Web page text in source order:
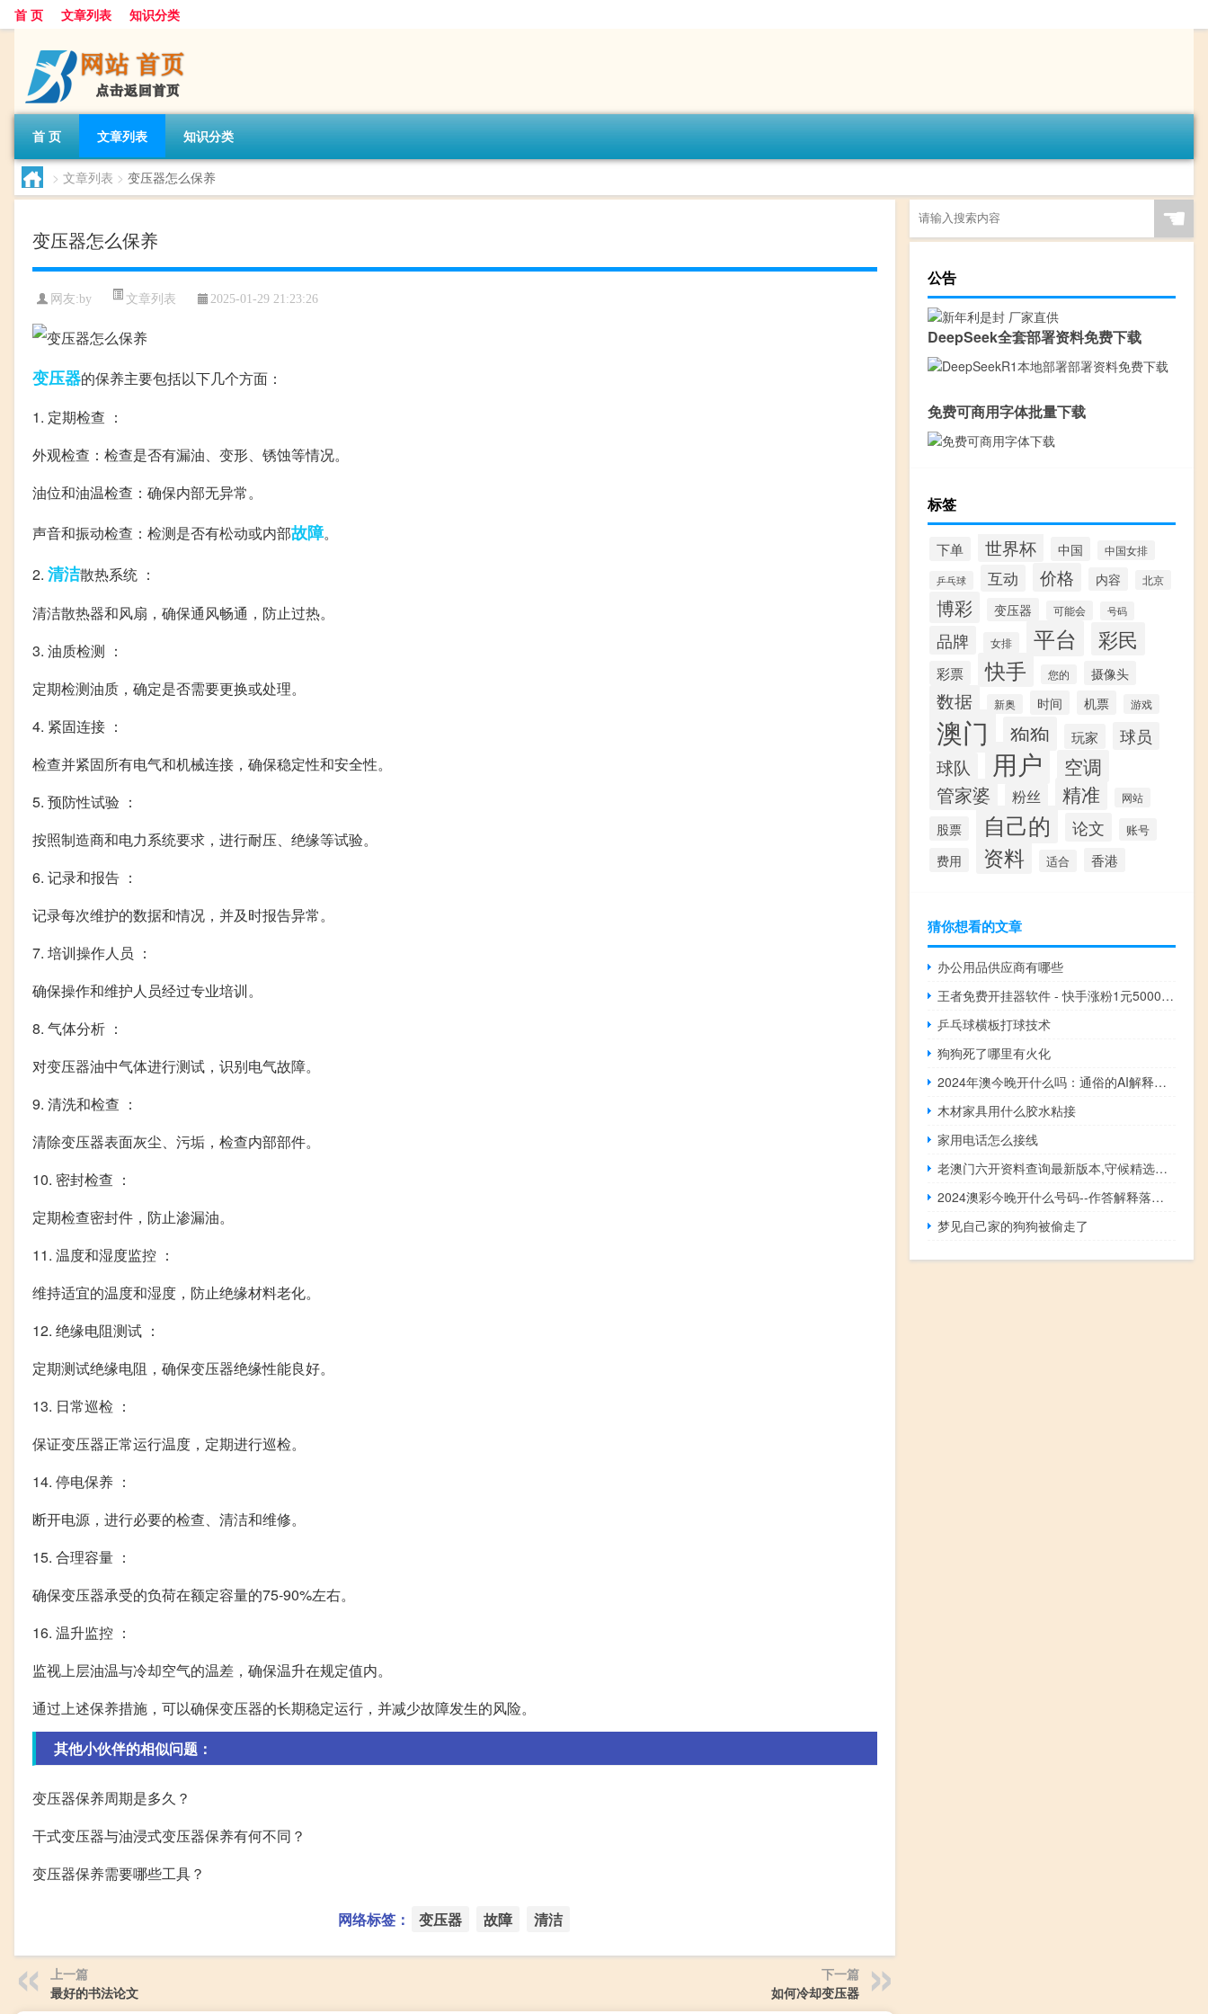
首 页 文章列表 知识分类
首 页 文章列表 知识分类
> 文章列表 > 变压器怎么保养
变压器怎么保养
网友:by 文章列表 2025-01-29 21:23:26
变压器的保养主要包括以下几个方面：
1. 定期检查 ：
外观检查：检查是否有漏油、变形、锈蚀等情况。
油位和油温检查：确保内部无异常。
声音和振动检查：检测是否有松动或内部故障。
2. 清洁散热系统 ：
清洁散热器和风扇，确保通风畅通，防止过热。
3. 油质检测 ：
定期检测油质，确定是否需要更换或处理。
4. 紧固连接 ：
检查并紧固所有电气和机械连接，确保稳定性和安全性。
5. 预防性试验 ：
按照制造商和电力系统要求，进行耐压、绝缘等试验。
6. 记录和报告 ：
记录每次维护的数据和情况，并及时报告异常。
7. 培训操作人员 ：
确保操作和维护人员经过专业培训。
8. 气体分析 ：
对变压器油中气体进行测试，识别电气故障。
9. 清洗和检查 ：
清除变压器表面灰尘、污垢，检查内部部件。
10. 密封检查 ：
定期检查密封件，防止渗漏油。
11. 温度和湿度监控 ：
维持适宜的温度和湿度，防止绝缘材料老化。
12. 绝缘电阻测试 ：
定期测试绝缘电阻，确保变压器绝缘性能良好。
13. 日常巡检 ：
保证变压器正常运行温度，定期进行巡检。
14. 停电保养 ：
断开电源，进行必要的检查、清洁和维修。
15. 合理容量 ：
确保变压器承受的负荷在额定容量的75-90%左右。
16. 温升监控 ：
监视上层油温与冷却空气的温差，确保温升在规定值内。
通过上述保养措施，可以确保变压器的长期稳定运行，并减少故障发生的风险。
其他小伙伴的相似问题：
变压器保养周期是多久？
干式变压器与油浸式变压器保养有何不同？
变压器保养需要哪些工具？
网络标签： 变压器 故障 清洁
上一篇
最好的书法论文
下一篇
如何冷却变压器
☚
公告
DeepSeek全套部署资料免费下载
免费可商用字体批量下载
标签
下单 世界杯 中国 中国女排
乒乓球 互动 价格 内容 北京
博彩 变压器 可能会 号码
品牌 女排 平台 彩民
彩票 快手 您的 摄像头
数据 新奥 时间 机票 游戏
澳门 狗狗 玩家 球员
球队 用户 空调
管家婆 粉丝 精准 网站
股票 自己的 论文 账号
费用 资料 适合 香港
猜你想看的文章
办公用品供应商有哪些
王者免费开挂器软件 - 快手涨粉1元5000粉 qq点赞网址网站
乒乓球横板打球技术
狗狗死了哪里有火化
2024年澳今晚开什么吗：通俗的AI解释落实-622.DHA.38
木材家具用什么胶水粘接
家用电话怎么接线
老澳门六开资料查询最新版本,守候精选解释落实_3DM69.50.18
2024澳彩今晚开什么号码--作答解释落实--主页版v496.697
梦见自己家的狗狗被偷走了